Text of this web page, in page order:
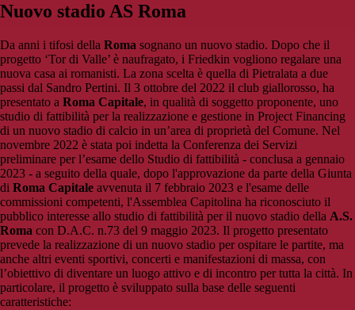
Nuovo stadio AS Roma
Da anni i tifosi della Roma sognano un nuovo stadio. Dopo che il
progetto ‘Tor di Valle’ è naufragato, i Friedkin vogliono regalare una
nuova casa ai romanisti. La zona scelta è quella di Pietralata a due
passi dal Sandro Pertini. Il 3 ottobre del 2022 il club giallorosso, ha
presentato a Roma Capitale, in qualità di soggetto proponente, uno
studio di fattibilità per la realizzazione e gestione in Project Financing
di un nuovo stadio di calcio in un’area di proprietà del Comune. Nel
novembre 2022 è stata poi indetta la Conferenza dei Servizi
preliminare per l’esame dello Studio di fattibilità - conclusa a gennaio
2023 - a seguito della quale, dopo l'approvazione da parte della Giunta
di Roma Capitale avvenuta il 7 febbraio 2023 e l'esame delle
commissioni competenti, l'Assemblea Capitolina ha riconosciuto il
pubblico interesse allo studio di fattibilità per il nuovo stadio della A.S.
Roma con D.A.C. n.73 del 9 maggio 2023. Il progetto presentato
prevede la realizzazione di un nuovo stadio per ospitare le partite, ma
anche altri eventi sportivi, concerti e manifestazioni di massa, con
l’obiettivo di diventare un luogo attivo e di incontro per tutta la città. In
particolare, il progetto è sviluppato sulla base delle seguenti
caratteristiche: